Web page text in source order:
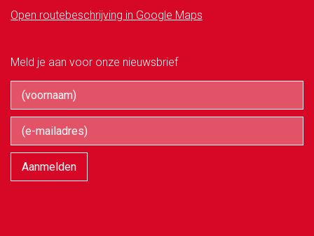
Open routebeschrijving in Google Maps
Meld je aan voor onze nieuwsbrief